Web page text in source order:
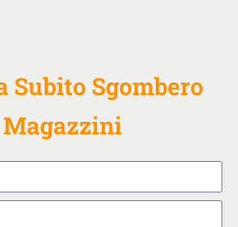
Subito Sgombero
Magazzini